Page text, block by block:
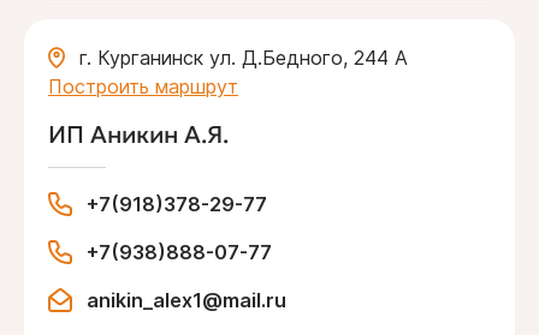
г. Курганинск ул. Д.Бедного, 244 А
Построить маршрут
ИП Аникин А.Я.
+7(918)378-29-77
+7(938)888-07-77
anikin_alex1@mail.ru